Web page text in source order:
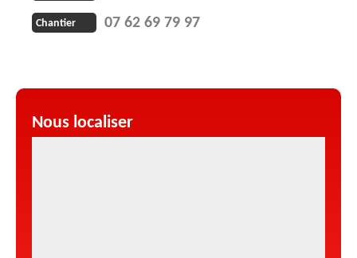
Chantier 07 62 69 79 97
Nous localiser